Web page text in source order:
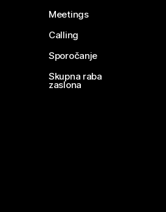
Meetings
Calling
Sporočanje
Skupna raba
zaslona